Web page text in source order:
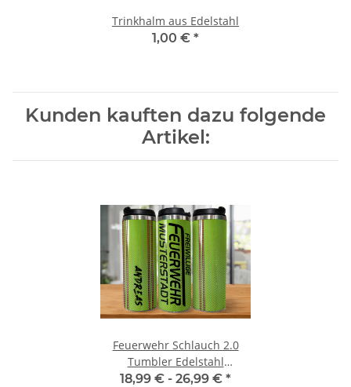
Trinkhalm aus Edelstahl
1,00 € *
Kunden kauften dazu folgende
Artikel:
Feuerwehr Schlauch 2.0
Tumbler Edelstahl
Trinkflasche inkl
18,99 € - 26,99 € *